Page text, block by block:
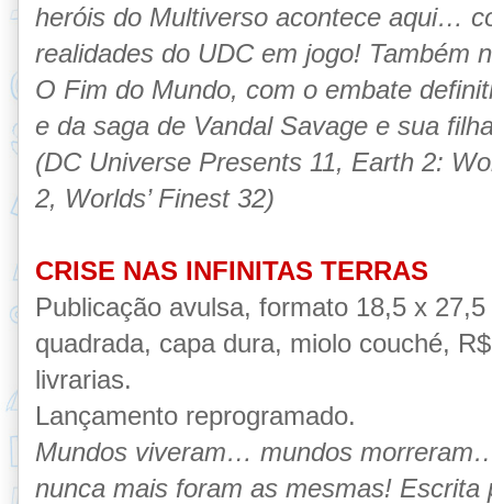
heróis do Multiverso acontece aqui…
realidades do UDC em jogo! Também
O Fim do Mundo, com o embate
e da saga de Vandal Savage e sua
(DC Universe Presents 11, Earth 2:
2, Worlds’ Finest 32)
CRISE NAS INFINITAS TERRAS
Publicação avulsa, formato 18,5 x
quadrada, capa dura, miolo couché,
livrarias.
Lançamento reprogramado.
Mundos viveram… mundos
nunca mais foram as mesmas! Escrita